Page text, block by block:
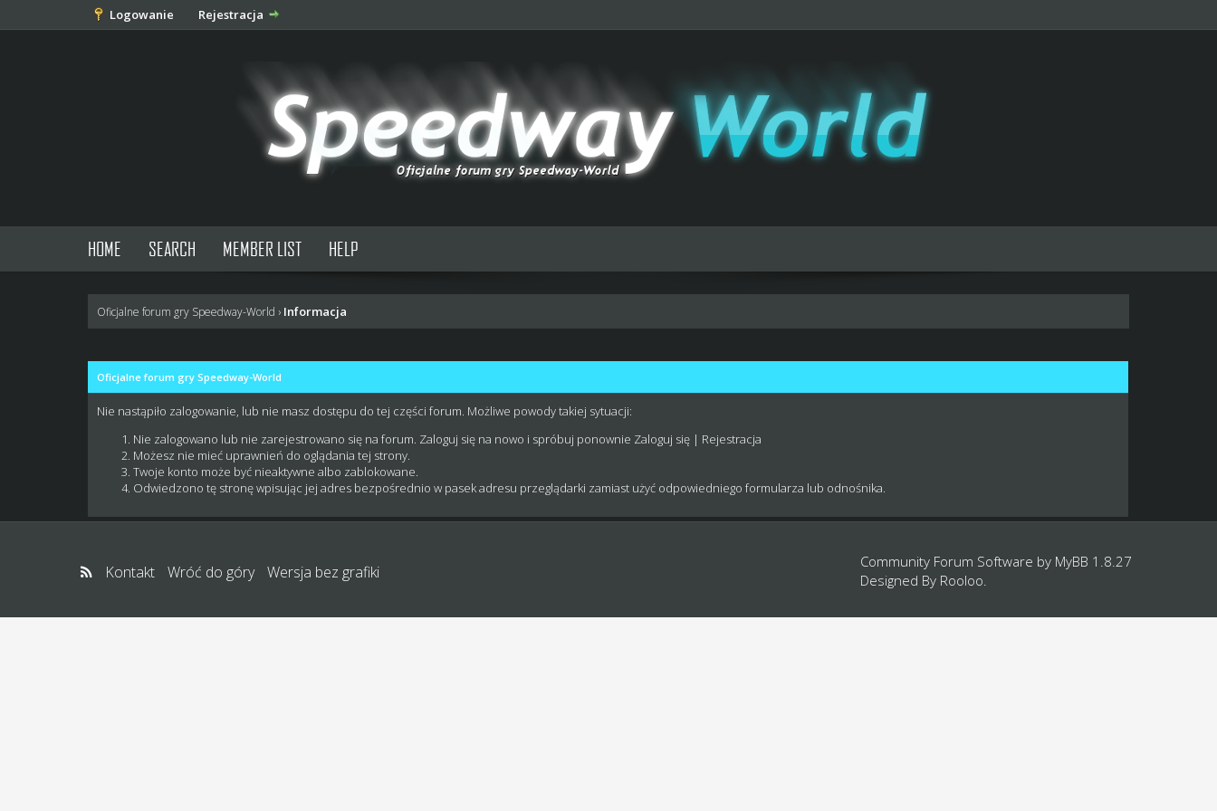
Logowanie Rejestracja
HOME SEARCH MEMBER LIST HELP
Oficjalne forum gry Speedway-World › Informacja
Oficjalne forum gry Speedway-World
Nie nastąpiło zalogowanie, lub nie masz dostępu do tej części forum. Możliwe powody takiej sytuacji:
Nie zalogowano lub nie zarejestrowano się na forum. Zaloguj się na nowo i spróbuj ponownie Zaloguj się | Rejestracja
Możesz nie mieć uprawnień do oglądania tej strony.
Twoje konto może być nieaktywne albo zablokowane.
Odwiedzono tę stronę wpisując jej adres bezpośrednio w pasek adresu przeglądarki zamiast użyć odpowiedniego formularza lub odnośnika.
Kontakt Wróć do góry Wersja bez grafiki
Community Forum Software by MyBB 1.8.27
Designed By Rooloo.